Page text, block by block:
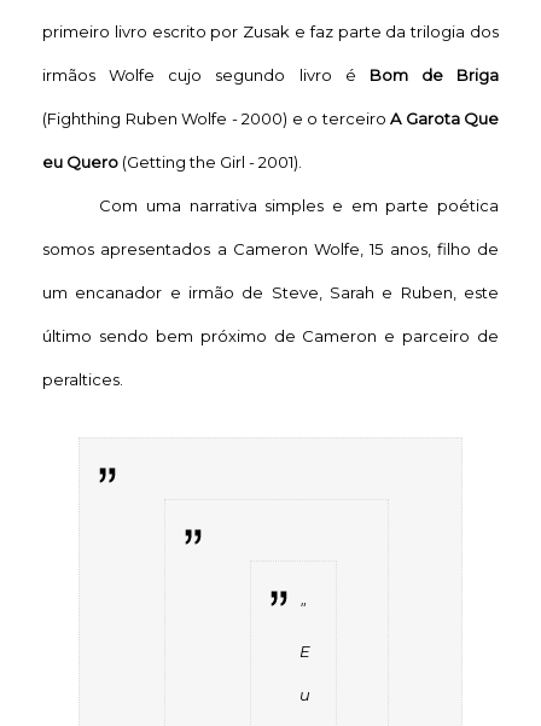
primeiro livro escrito por Zusak e faz parte da trilogia dos
irmãos Wolfe cujo segundo livro é Bom de Briga
(Fighthing Ruben Wolfe - 2000) e o terceiro A Garota Que
eu Quero (Getting the Girl - 2001).
Com uma narrativa simples e em parte poética
somos apresentados a Cameron Wolfe, 15 anos, filho de
um encanador e irmão de Steve, Sarah e Ruben, este
último sendo bem próximo de Cameron e parceiro de
peraltices.
"
E
u